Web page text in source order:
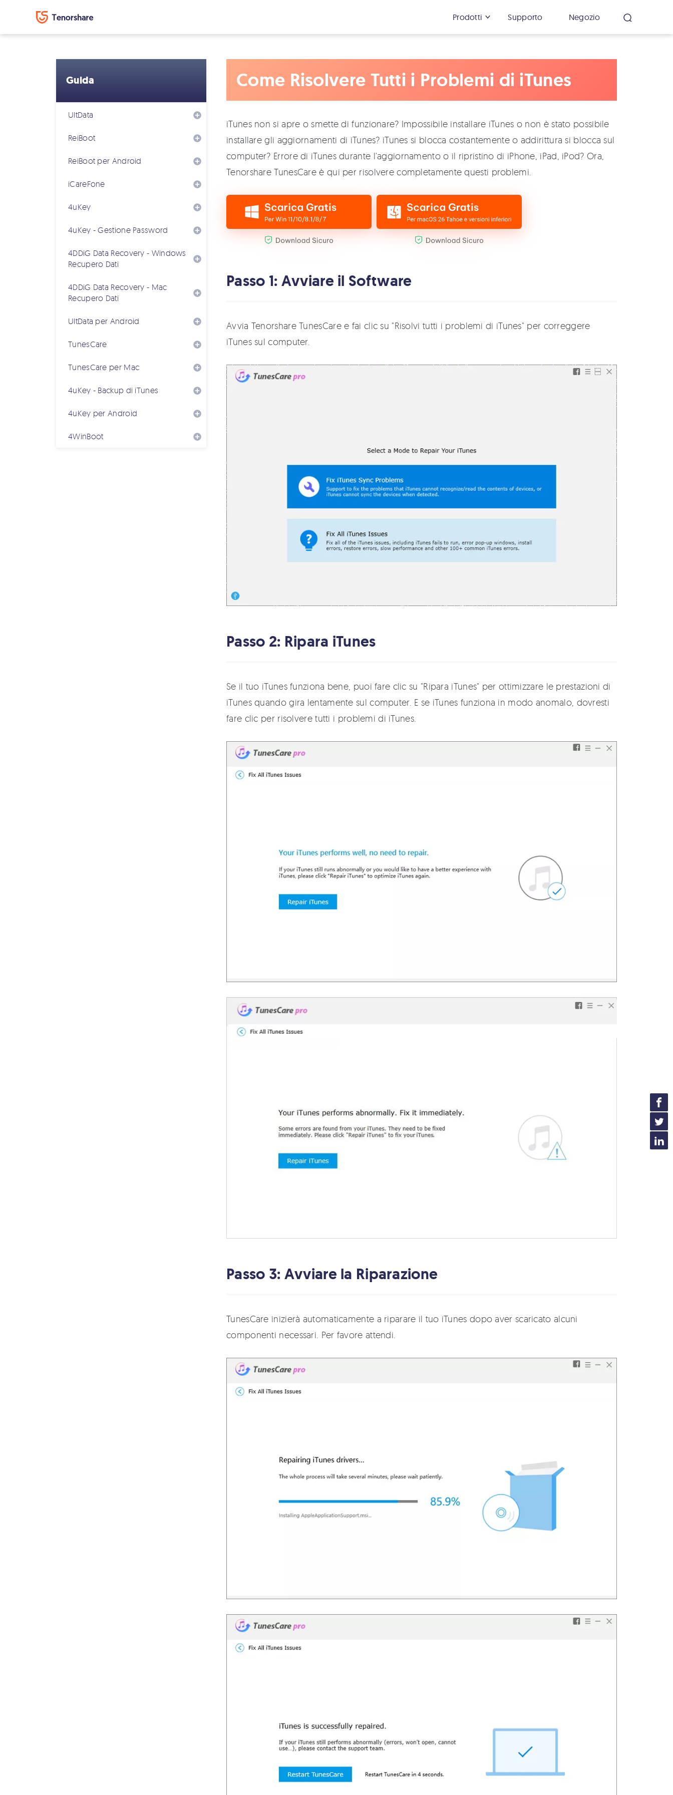
Prodotti Supporto Negozio
Guida
UltData
ReiBoot
ReiBoot per Android
iCareFone
4uKey
4uKey - Gestione Password
4DDiG Data Recovery - Windows
Recupero Dati
4DDiG Data Recovery - Mac
Recupero Dati
UltData per Android
TunesCare
TunesCare per Mac
4uKey - Backup di iTunes
4uKey per Android
4WinBoot
Come Risolvere Tutti i Problemi di iTunes
iTunes non si apre o smette di funzionare? Impossibile installare iTunes o non è stato possibile
installare gli aggiornamenti di iTunes? iTunes si blocca costantemente o addirittura si blocca sul
computer? Errore di iTunes durante l'aggiornamento o il ripristino di iPhone, iPad, iPod? Ora,
Tenorshare TunesCare è qui per risolvere completamente questi problemi.
Passo 1: Avviare il Software
Avvia Tenorshare TunesCare e fai clic su "Risolvi tutti i problemi di iTunes" per correggere
iTunes sul computer.
Passo 2: Ripara iTunes
Se il tuo iTunes funziona bene, puoi fare clic su "Ripara iTunes" per ottimizzare le prestazioni di
iTunes quando gira lentamente sul computer. E se iTunes funziona in modo anomalo, dovresti
fare clic per risolvere tutti i problemi di iTunes.
Passo 3: Avviare la Riparazione
TunesCare inizierà automaticamente a riparare il tuo iTunes dopo aver scaricato alcuni
componenti necessari. Per favore attendi.